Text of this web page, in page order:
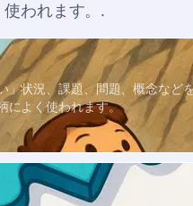
われます。 .
」状況、課題、問題、概念など
によく使われます。